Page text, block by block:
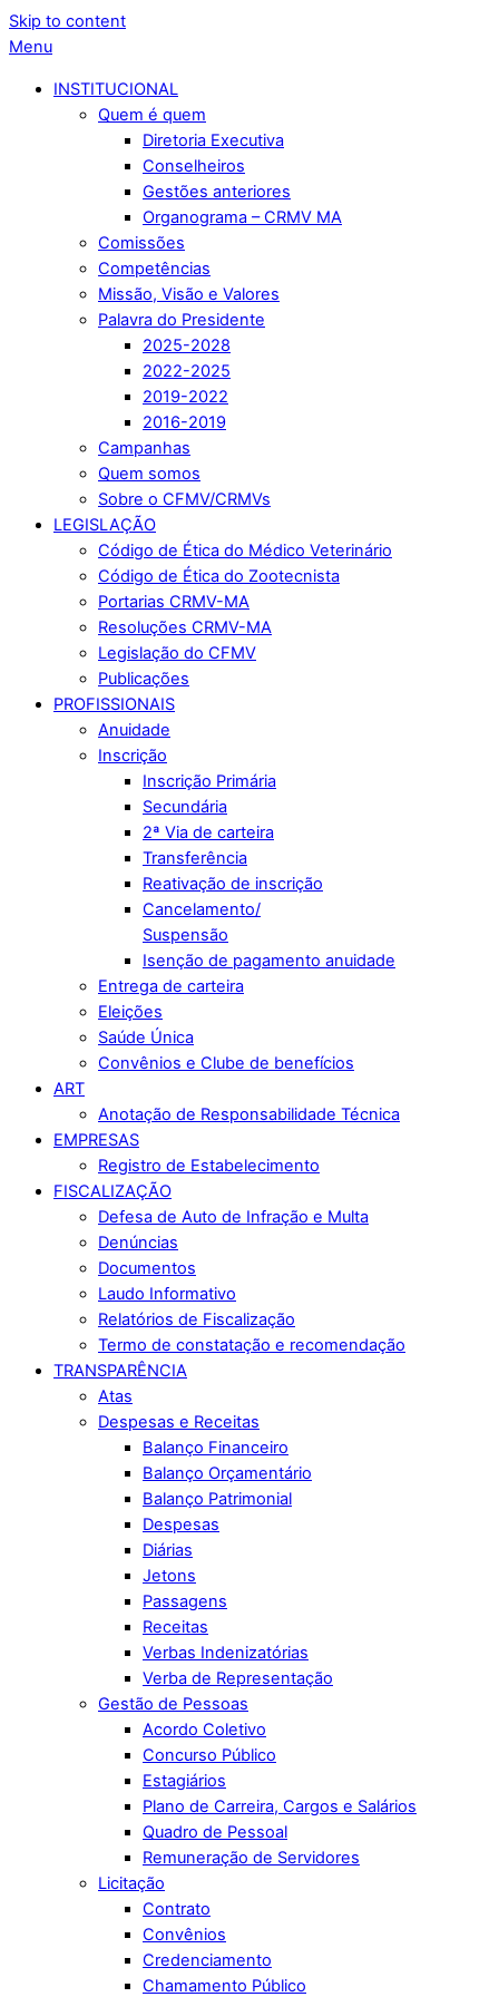
Skip to content
Menu
INSTITUCIONAL
Quem é quem
Diretoria Executiva
Conselheiros
Gestões anteriores
Organograma – CRMV MA
Comissões
Competências
Missão, Visão e Valores
Palavra do Presidente
2025-2028
2022-2025
2019-2022
2016-2019
Campanhas
Quem somos
Sobre o CFMV/CRMVs
LEGISLAÇÃO
Código de Ética do Médico Veterinário
Código de Ética do Zootecnista
Portarias CRMV-MA
Resoluções CRMV-MA
Legislação do CFMV
Publicações
PROFISSIONAIS
Anuidade
Inscrição
Inscrição Primária
Secundária
2ª Via de carteira
Transferência
Reativação de inscrição
Cancelamento/
Suspensão
Isenção de pagamento anuidade
Entrega de carteira
Eleições
Saúde Única
Convênios e Clube de benefícios
ART
Anotação de Responsabilidade Técnica
EMPRESAS
Registro de Estabelecimento
FISCALIZAÇÃO
Defesa de Auto de Infração e Multa
Denúncias
Documentos
Laudo Informativo
Relatórios de Fiscalização
Termo de constatação e recomendação
TRANSPARÊNCIA
Atas
Despesas e Receitas
Balanço Financeiro
Balanço Orçamentário
Balanço Patrimonial
Despesas
Diárias
Jetons
Passagens
Receitas
Verbas Indenizatórias
Verba de Representação
Gestão de Pessoas
Acordo Coletivo
Concurso Público
Estagiários
Plano de Carreira, Cargos e Salários
Quadro de Pessoal
Remuneração de Servidores
Licitação
Contrato
Convênios
Credenciamento
Chamamento Público